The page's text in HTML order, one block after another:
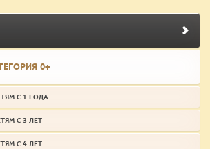
0+
С 1 ГОДА
С 3 ЛЕТ
С 4 ЛЕТ